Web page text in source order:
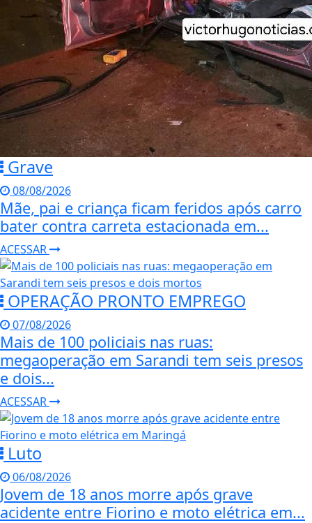
Grave
08/08/2026
Mãe, pai e criança ficam feridos após carro
bater contra carreta estacionada em...
ACESSAR
OPERAÇÃO PRONTO EMPREGO
07/08/2026
Mais de 100 policiais nas ruas:
megaoperação em Sarandi tem seis presos
e dois...
ACESSAR
Luto
06/08/2026
Jovem de 18 anos morre após grave
acidente entre Fiorino e moto elétrica em...